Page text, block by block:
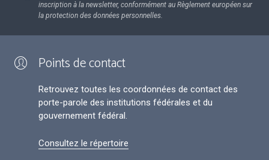
inscription à la newsletter, conformément au Règlement européen sur
la protection des données personnelles.
Points de contact
Retrouvez toutes les coordonnées de contact des
porte-parole des institutions fédérales et du
gouvernement fédéral.
Consultez le répertoire